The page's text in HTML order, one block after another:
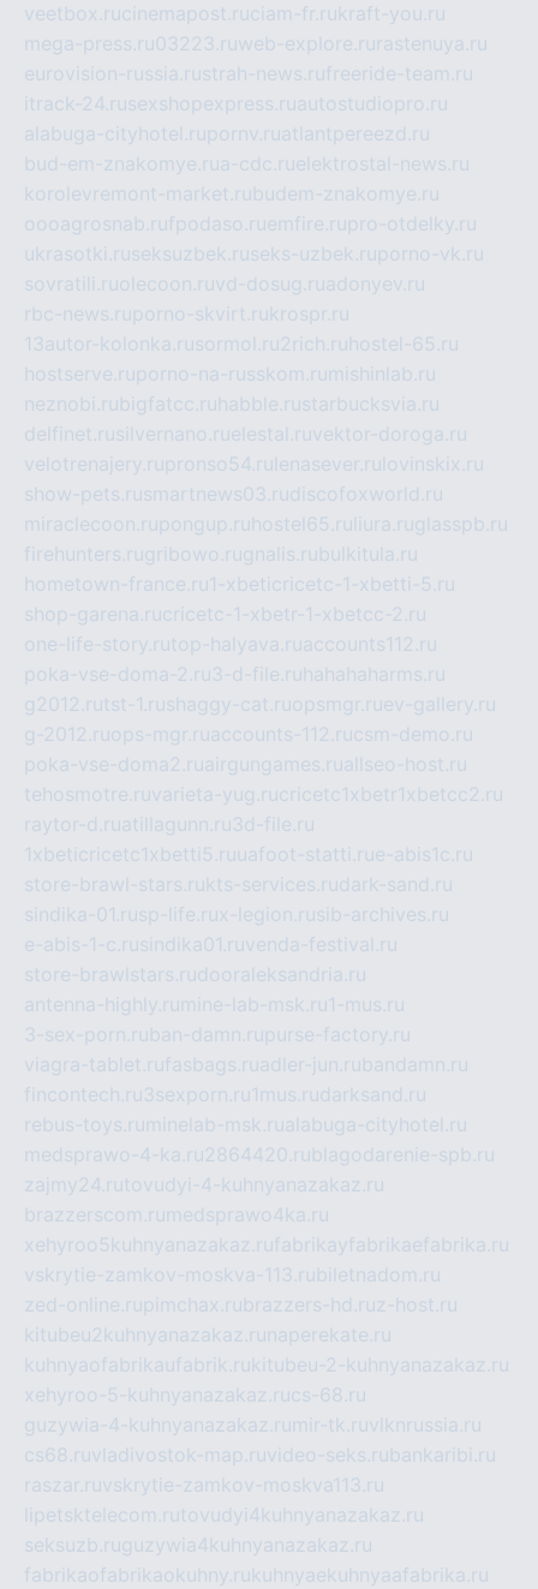
veetbox.rucinemapost.ruciam-fr.rukraft-you.ru
mega-press.ru03223.ruweb-explore.ru rastenuya.ru
eurovision-russia.rustrah-news.rufreeride-team.ru
itrack-24.rusexshopexpress.ruautostudiopro.ru
alabuga-cityhotel.rupornv.ruatlantpereezd.ru
bud-em-znakomye.rua-cdc.ruelektrostal-news.ru
korolevremont-market.rubudem-znakomye.ru
oooagrosnab.rufpodaso.ruemfire.rupro-otdelky.ru
ukrasotki.ruseksuzbek.ruseks-uzbek.ruporno-vk.ru
sovratili.ruolecoon.ruvd-dosug.ruadonyev.ru
rbc-news.ruporno-skvirt.rukrospr.ru
13autor-kolonka.rusormol.ru2rich.ru hostel-65.ru
hostserve.ruporno-na-russkom.ru mishinlab.ru
neznobi.rubigfatcc.ru habble.rustarbucksvia.ru
delfinet.rusilvernano.ruelestal.ruvektor-doroga.ru
velotrenajery.rupronso54.ru lenasever.ru lovinskix.ru
show-pets.rusmartnews03.rudiscofoxworld.ru
miraclecoon.rupongup.ru hostel65.ru liura.ruglasspb.ru
firehunters.rugribowo.rugnalis.rubulkitula.ru
hometown-france.ru1-xbeticricetc-1-xbetti-5.ru
shop-garena.rucricetc-1-xbetr-1-xbetcc-2.ru
one-life-story.rutop-halyava.ruaccounts112.ru
poka-vse-doma-2.ru3-d-file.ru hahahaharms.ru
g2012.rutst-1.rushaggy-cat.ruopsmgr.ruev-gallery.ru
g-2012.ruops-mgr.ruaccounts-112.rucsm-demo.ru
poka-vse-doma2.ruairgungames.ruallseo-host.ru
tehosmotre.ruvarieta-yug.rucricetc1xbetr1xbetcc2.ru
raytor-d.ruatillagunn.ru3d-file.ru
1xbeticricetc1xbetti5.ruuafoot-statti.rue-abis1c.ru
store-brawl-stars.rukts-services.rudark-sand.ru
sindika-01.rusp-life.rux-legion.rusib-archives.ru
e-abis-1-c.rusindika01.ruvenda-festival.ru
store-brawlstars.rudooraleksandria.ru
antenna-highly.ru mine-lab-msk.ru1-mus.ru
3-sex-porn.ruban-damn.rupurse-factory.ru
viagra-tablet.rufasbags.ruadler-jun.rubandamn.ru
fincontech.ru3sexporn.ru1mus.rudarksand.ru
rebus-toys.ru minelab-msk.rualabuga-cityhotel.ru
medsprawo-4-ka.ru2864420.rublagodarenie-spb.ru
zajmy24.rutovudyi-4-kuhnyanazakaz.ru
brazzerscom.ru medsprawo4ka.ru
xehyroo5kuhnyanazakaz.rufabrikayfabrikaefabrika.ru
vskrytie-zamkov-moskva-113.rubiletnadom.ru
zed-online.rupimchax.rubrazzers-hd.ruz-host.ru
kitubeu2kuhnyanazakaz.ru naperekate.ru
kuhnyaofabrikaufabrik.rukitubeu-2-kuhnyanazakaz.ru
xehyroo-5-kuhnyanazakaz.rucs-68.ru
guzywia-4-kuhnyanazakaz.ru mir-tk.ruvlknrussia.ru
cs68.ruvladivostok-map.ruvideo-seks.rubankaribi.ru
raszar.ruvskrytie-zamkov-moskva113.ru
lipetsktelecom.rutovudyi4kuhnyanazakaz.ru
seksuzb.ruguzywia4kuhnyanazakaz.ru
fabrikaofabrikaokuhny.rukuhnyaekuhnyaafabrika.ru